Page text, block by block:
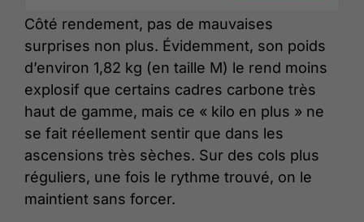
Côté rendement, pas de mauvaises
surprises non plus. Évidemment, son poids
d’environ 1,82 kg (en taille M) le rend moins
explosif que certains cadres carbone très
haut de gamme, mais ce « kilo en plus » ne
se fait réellement sentir que dans les
ascensions très sèches. Sur des cols plus
réguliers, une fois le rythme trouvé, on le
maintient sans forcer.